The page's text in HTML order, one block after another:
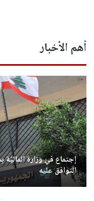
أهم الأخبار
إجتماع في وزارة
التوافق عليه